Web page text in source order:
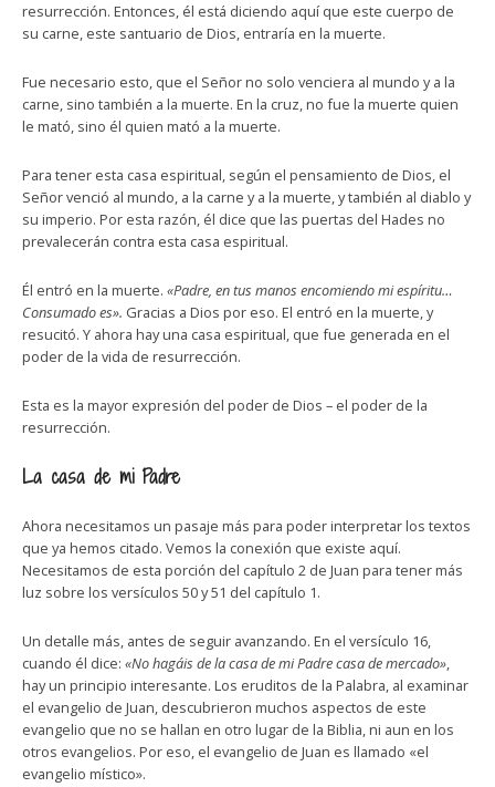
resurrección. Entonces, él está diciendo aquí que este cuerpo de
su carne, este santuario de Dios, entraría en la muerte.
Fue necesario esto, que el Señor no solo venciera al mundo y a la
carne, sino también a la muerte. En la cruz, no fue la muerte quien
le mató, sino él quien mató a la muerte.
Para tener esta casa espiritual, según el pensamiento de Dios, el
Señor venció al mundo, a la carne y a la muerte, y también al diablo y
su imperio. Por esta razón, él dice que las puertas del Hades no
prevalecerán contra esta casa espiritual.
Él entró en la muerte. «Padre, en tus manos encomiendo mi espíritu…
Consumado es». Gracias a Dios por eso. El entró en la muerte, y
resucitó. Y ahora hay una casa espiritual, que fue generada en el
poder de la vida de resurrección.
Esta es la mayor expresión del poder de Dios – el poder de la
resurrección.
La casa de mi Padre
Ahora necesitamos un pasaje más para poder interpretar los textos
que ya hemos citado. Vemos la conexión que existe aquí.
Necesitamos de esta porción del capítulo 2 de Juan para tener más
luz sobre los versículos 50 y 51 del capítulo 1.
Un detalle más, antes de seguir avanzando. En el versículo 16,
cuando él dice: «No hagáis de la casa de mi Padre casa de mercado»,
hay un principio interesante. Los eruditos de la Palabra, al examinar
el evangelio de Juan, descubrieron muchos aspectos de este
evangelio que no se hallan en otro lugar de la Biblia, ni aun en los
otros evangelios. Por eso, el evangelio de Juan es llamado «el
evangelio místico».